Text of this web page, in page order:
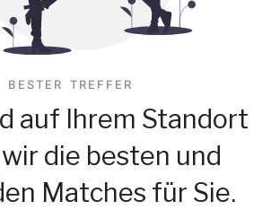
BESTER TREFFER
auf Ihrem Standort
die besten und
Matches für Sie.